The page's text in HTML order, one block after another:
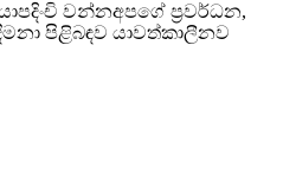
වන්නඅපගේ ප්‍රවර්ධන,
පිළිබඳව යාවත්කාලීනව